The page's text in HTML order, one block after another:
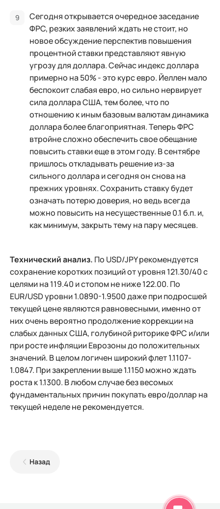
Сегодня открывается очередное заседание
ФРС, резких заявлений ждать не стоит, но
новое обсуждение перспектив повышения
процентной ставки представляют явную
угрозу для доллара. Сейчас индекс доллара
примерно на 50% - это курс евро. Йеллен мало
беспокоит слабая евро, но сильно нервирует
сила доллара США, тем более, что по
отношению к иным базовым валютам динамика
доллара более благоприятная. Теперь ФРС
втройне сложно обеспечить свое обещание
повысить ставки еще в этом году. В сентябре
пришлось откладывать решение из-за
сильного доллара и сегодня он снова на
прежних уровнях. Сохранить ставку будет
означать потерю доверия, но ведь всегда
можно повысить на несущественные 0.1 б.п. и,
как минимум, закрыть тему на пару месяцев.
Технический анализ. По USD/JPY рекомендуется
сохранение коротких позиций от уровня 121.30/40 с
целями на 119.40 и стопом не ниже 122.00. По
EUR/USD уровни 1.0890-1.9500 даже при подросшей
текущей цене являются равновесными, именно от
них очень вероятно продолжение коррекции на
слабых данных США, голубиной риторике ФРС и/или
при росте инфляции Еврозоны до положительных
значений. В целом логичен широкий флет 1.1107-
1.0847. При закреплении выше 1.1150 можно ждать
роста к 1.1300. В любом случае без весомых
фундаментальных причин покупать евро/доллар на
текущей неделе не рекомендуется.
Назад